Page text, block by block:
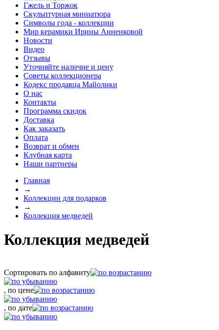
Гжель и Торжок
Скульптурная миниатюра
Символы года - коллекции
Мир керамики Ирины Анненковой
Новости
Видео
Отзывы
Уточняйте наличие и цену
Советы коллекционера
Кодекс продавца Майолики
О нас
Контакты
Программа скидок
Доставка
Как заказать
Оплата
Возврат и обмен
Клубная карта
Наши партнеры
Главная
→
Коллекции для подарков
→
Коллекция медведей
Коллекция медведей
Сортировать по алфавиту
, по цене
, по дате